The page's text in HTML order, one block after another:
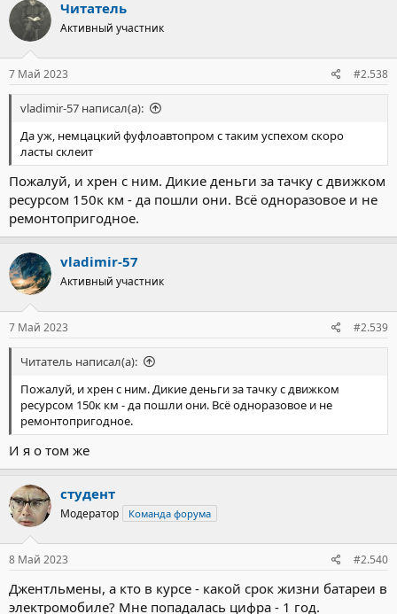
Читатель
Активный участник
7 Май 2023 #2.538
vladimir-57 написал(а):
Да уж, немцацкий фуфлоавтопром с таким успехом скоро
ласты склеит
Пожалуй, и хрен с ним. Дикие деньги за тачку с движком
ресурсом 150к км - да пошли они. Всё одноразовое и не
ремонтопригодное.
vladimir-57
Активный участник
7 Май 2023 #2.539
Читатель написал(а):
Пожалуй, и хрен с ним. Дикие деньги за тачку с движком
ресурсом 150к км - да пошли они. Всё одноразовое и не
ремонтопригодное.
И я о том же
студент
Модератор Команда форума
8 Май 2023 #2.540
Джентльмены, а кто в курсе - какой срок жизни батареи в
электромобиле? Мне попадалась цифра - 1 год.